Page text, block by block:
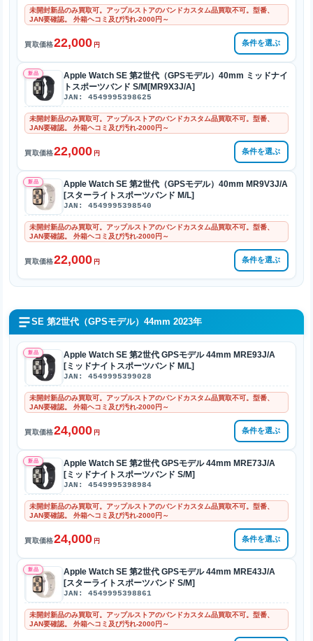
未開封新品のみ買取可。アップルストアのバンドカスタム品買取不可。型番、
JAN要確認。 外箱ヘコミ及び汚れ-2000円～
買取価格22,000 円 条件を選ぶ
新品
Apple Watch SE 第2世代（GPSモデル）40mm ミッドナイ
トスポーツバンド S/M[MR9X3J/A]
JAN: 4549995398625
未開封新品のみ買取可。アップルストアのバンドカスタム品買取不可。型番、
JAN要確認。 外箱ヘコミ及び汚れ-2000円～
買取価格22,000 円 条件を選ぶ
新品
Apple Watch SE 第2世代（GPSモデル）40mm MR9V3J/A
[スターライトスポーツバンド M/L]
JAN: 4549995398540
未開封新品のみ買取可。アップルストアのバンドカスタム品買取不可。型番、
JAN要確認。 外箱ヘコミ及び汚れ-2000円～
買取価格22,000 円 条件を選ぶ
SE 第2世代（GPSモデル）44mm 2023年
新品
Apple Watch SE 第2世代 GPSモデル 44mm MRE93J/A
[ミッドナイトスポーツバンド M/L]
JAN: 4549995399028
未開封新品のみ買取可。アップルストアのバンドカスタム品買取不可。型番、
JAN要確認。 外箱ヘコミ及び汚れ-2000円～
買取価格24,000 円 条件を選ぶ
新品
Apple Watch SE 第2世代 GPSモデル 44mm MRE73J/A
[ミッドナイトスポーツバンド S/M]
JAN: 4549995398984
未開封新品のみ買取可。アップルストアのバンドカスタム品買取不可。型番、
JAN要確認。 外箱ヘコミ及び汚れ-2000円～
買取価格24,000 円 条件を選ぶ
新品
Apple Watch SE 第2世代 GPSモデル 44mm MRE43J/A
[スターライトスポーツバンド S/M]
JAN: 4549995398861
未開封新品のみ買取可。アップルストアのバンドカスタム品買取不可。型番、
JAN要確認。 外箱ヘコミ及び汚れ-2000円～